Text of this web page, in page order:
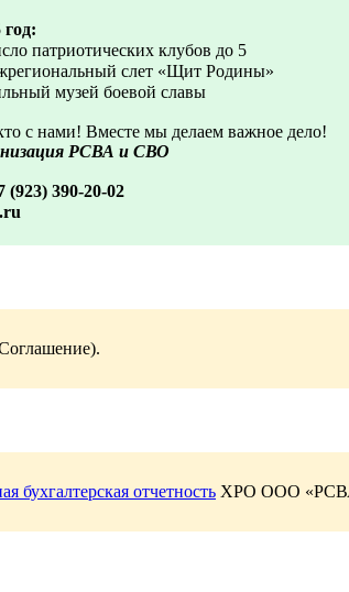
патриотических клубов до 5
слет «Щит Родины»
музей боевой славы
с нами! Вместе мы делаем важное дело!
РСВА и СВО
(923) 390-20-02
бухгалтерская отчетность ХРО ООО